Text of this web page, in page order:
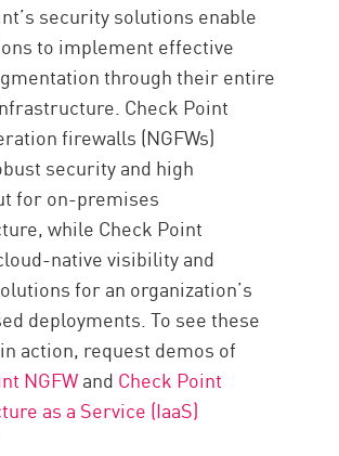
security solutions enable
to implement effective
through their entire
Check Point
firewalls (NGFWs)
security and high
for on-premises
while Check Point
native visibility and
for an organization’s
deployments. To see these
action, request demos of
NGFWand Check Point
as a Service (IaaS)